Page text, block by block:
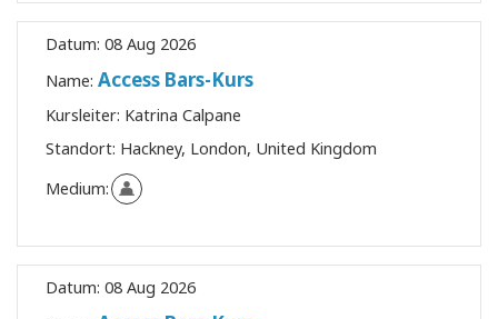
Datum: 08 Aug 2026
Name: Access Bars-Kurs
Kursleiter: Katrina Calpane
Standort: Hackney, London, United Kingdom
Medium:
Datum: 08 Aug 2026